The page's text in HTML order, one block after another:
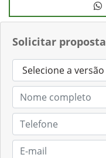
Solicitar proposta